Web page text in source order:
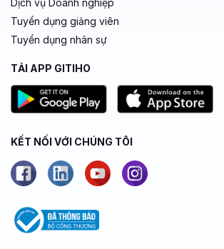
Dịch vụ Doanh nghiệp
Tuyển dụng giảng viên
Tuyển dụng nhân sự
TẢI APP GITIHO
KẾT NỐI VỚI CHÚNG TÔI